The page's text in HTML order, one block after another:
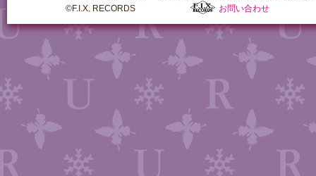
©F.I.X. RECORDS
お問い合わせ